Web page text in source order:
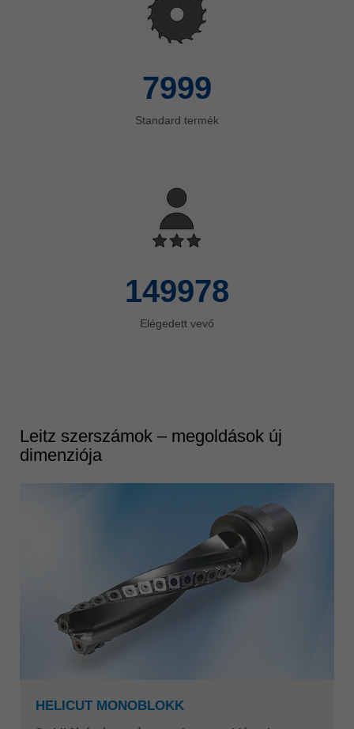
8000
Standard termék
150000
Elégedett vevő
Leitz szerszámok – megoldások új
dimenziója
HELICUT MONOBLOKK